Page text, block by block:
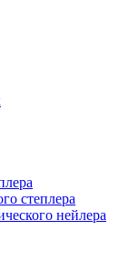
степлера
нейлера